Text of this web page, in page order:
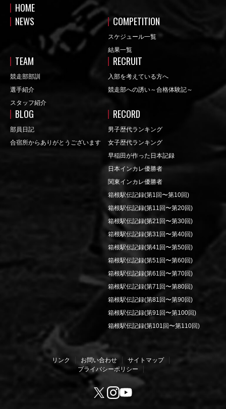
HOME
NEWS
COMPETITION
スケジュール一覧
結果一覧
TEAM
競走部部訓
選手紹介
スタッフ紹介
RECRUIT
入部を考えている方へ
競走部への誘い～合格体験記～
BLOG
部員日記
合宿所からありがとうございます
RECORD
男子歴代ランキング
女子歴代ランキング
早稲田が作った日本記録
日本インカレ優勝者
関東インカレ優勝者
箱根駅伝記録(第1回〜第10回)
箱根駅伝記録(第11回〜第20回)
箱根駅伝記録(第21回〜第30回)
箱根駅伝記録(第31回〜第40回)
箱根駅伝記録(第41回〜第50回)
箱根駅伝記録(第51回〜第60回)
箱根駅伝記録(第61回〜第70回)
箱根駅伝記録(第71回〜第80回)
箱根駅伝記録(第81回〜第90回)
箱根駅伝記録(第91回〜第100回)
箱根駅伝記録(第101回〜第110回)
リンク お問い合わせ
サイトマップ
プライバシーポリシー